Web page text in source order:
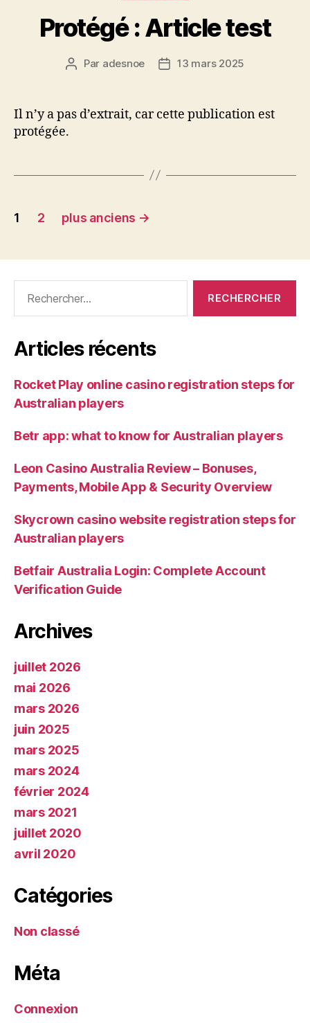
Protégé : Article test
Auteur
Par adesnoe
Date13 mars 2025
Il n’y a pas d’extrait, car cette publication est
protégée.
Pagination
publications
1 2 plus anciens →
Articles récents
Rocket Play online casino registration steps for
Australian players
Betr app: what to know for Australian players
Leon Casino Australia Review – Bonuses,
Payments, Mobile App & Security Overview
Skycrown casino website registration steps for
Australian players
Betfair Australia Login: Complete Account
Verification Guide
Archives
juillet 2026
mai 2026
mars 2026
juin 2025
mars 2025
mars 2024
février 2024
mars 2021
juillet 2020
avril 2020
Catégories
Non classé
Méta
Connexion